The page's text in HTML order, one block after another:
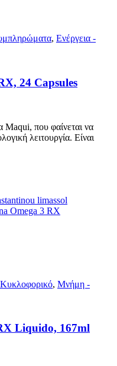
, Ενέργεια -
24 Capsules
που φαίνεται να
λειτουργία. Είναι
, Μνήμη -
Liquido, 167ml